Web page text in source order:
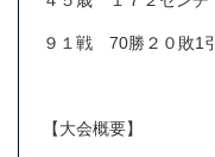
９１戦 70勝２０敗1
【大会概要】